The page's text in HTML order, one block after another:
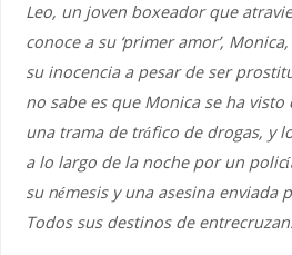
Leo, un joven boxeador que
conoce a su ‘primer amor’,
su inocencia a pesar de ser
no sabe es que Monica se ha
una trama de tráfico de drogas, y
a lo largo de la noche por un
su némesis y una asesina enviada
Todos sus destinos de entrecruzan.